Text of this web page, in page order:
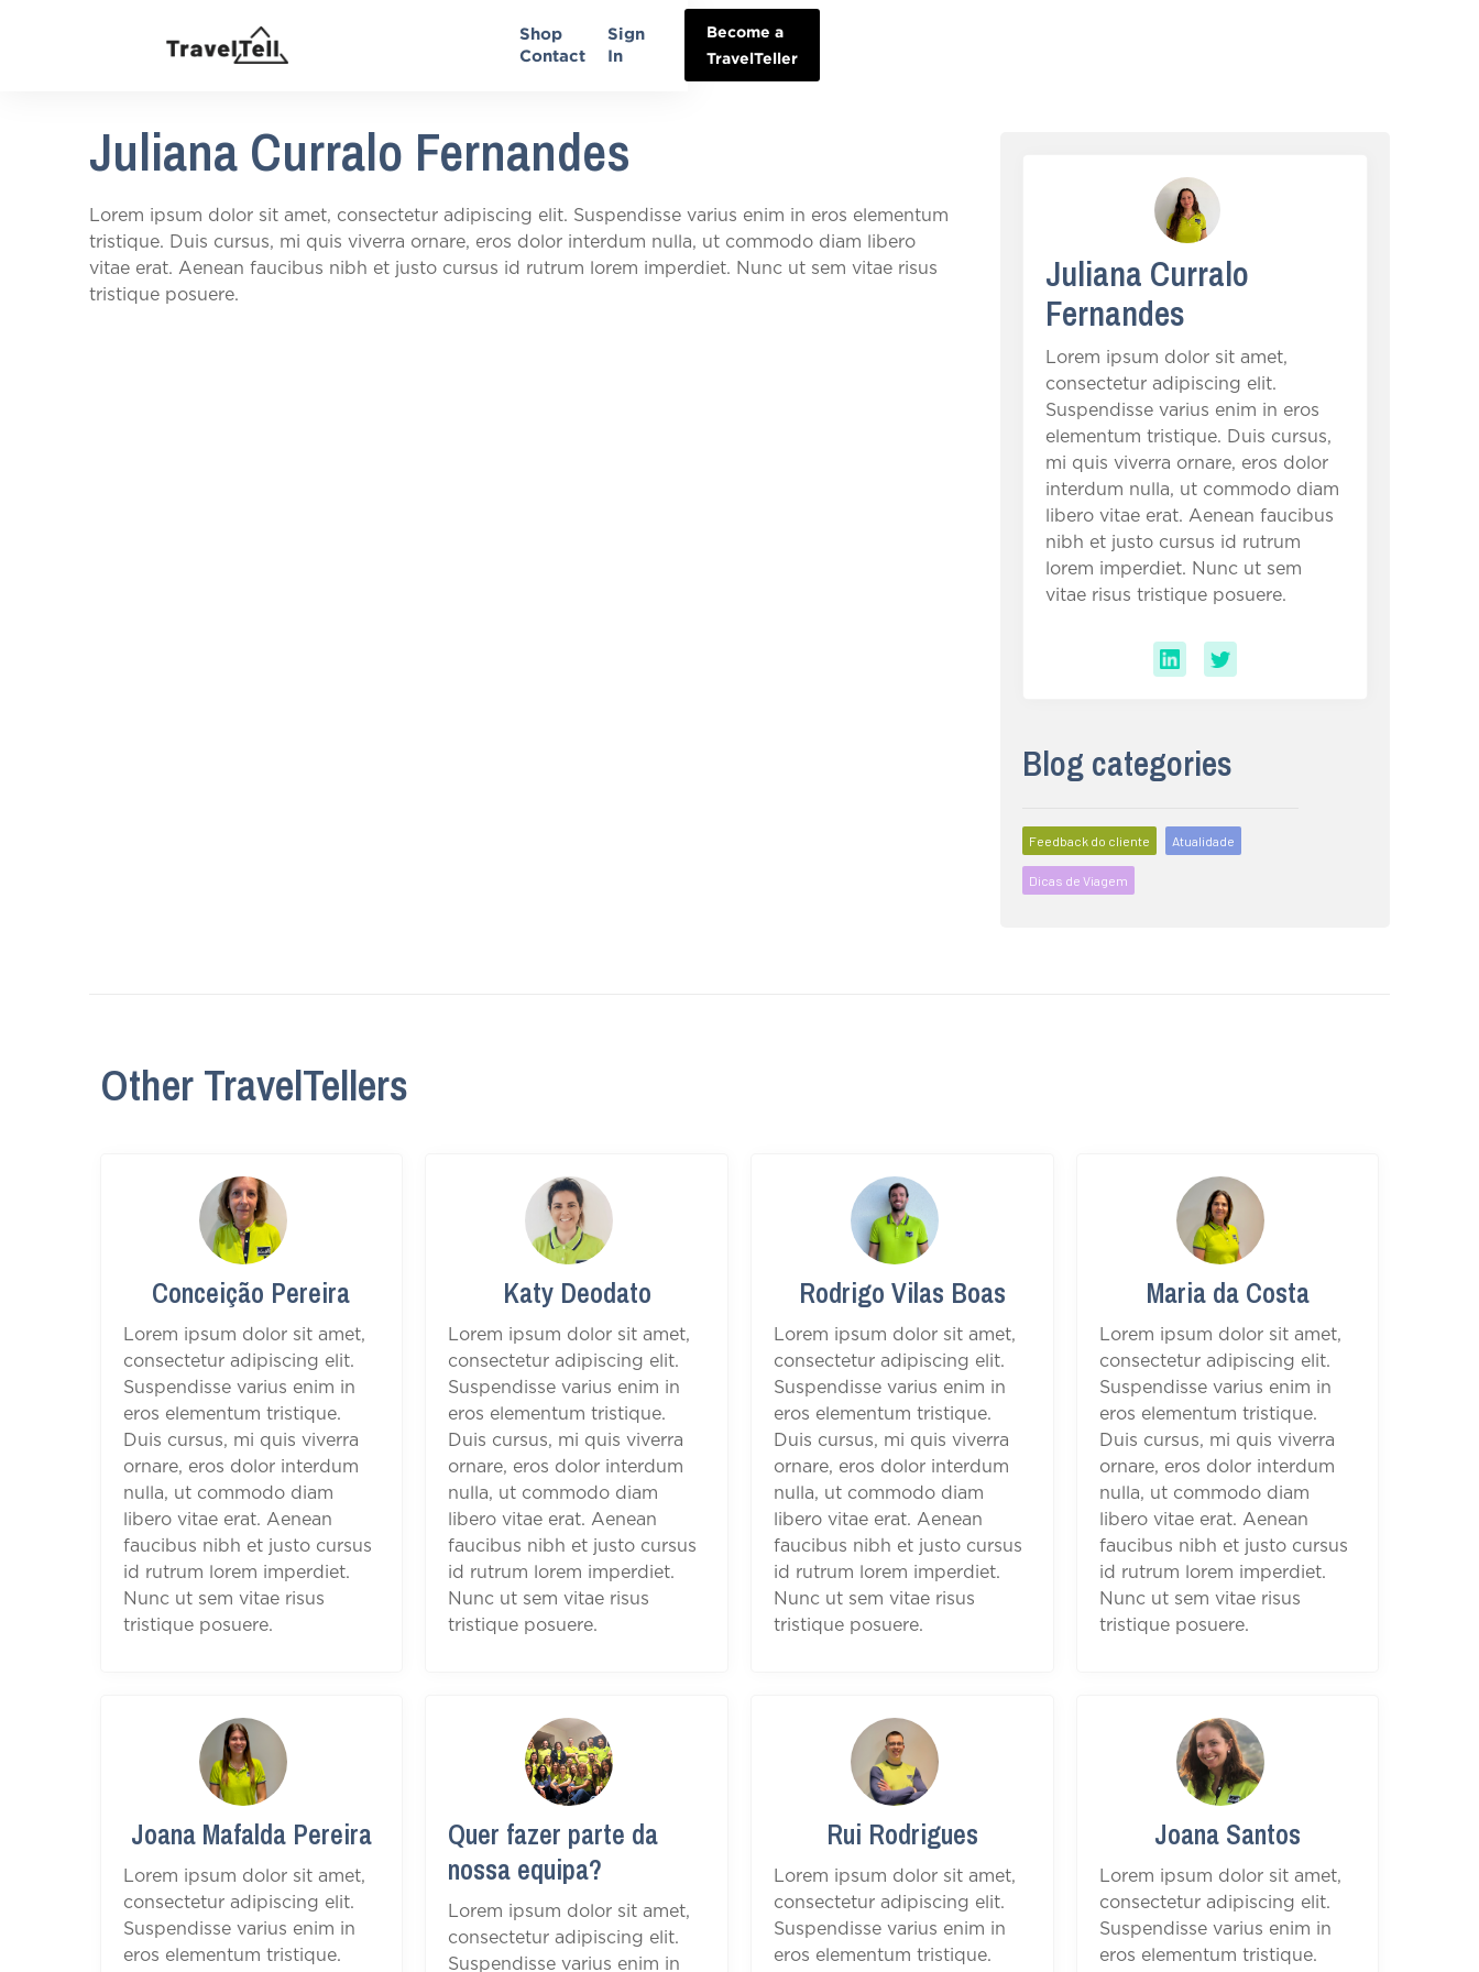
Shop
Contact
Sign
In
Become a
TravelTeller
Juliana Curralo Fernandes
Lorem ipsum dolor sit amet, consectetur adipiscing elit. Suspendisse varius enim in eros elementum
tristique. Duis cursus, mi quis viverra ornare, eros dolor interdum nulla, ut commodo diam libero
vitae erat. Aenean faucibus nibh et justo cursus id rutrum lorem imperdiet. Nunc ut sem vitae risus
tristique posuere.
Juliana Curralo
Fernandes
Lorem ipsum dolor sit amet,
consectetur adipiscing elit.
Suspendisse varius enim in eros
elementum tristique. Duis cursus,
mi quis viverra ornare, eros dolor
interdum nulla, ut commodo diam
libero vitae erat. Aenean faucibus
nibh et justo cursus id rutrum
lorem imperdiet. Nunc ut sem
vitae risus tristique posuere.
Blog categories
Feedback do cliente Atualidade
Dicas de Viagem
Other TravelTellers
Conceição Pereira
Lorem ipsum dolor sit amet,
consectetur adipiscing elit.
Suspendisse varius enim in
eros elementum tristique.
Duis cursus, mi quis viverra
ornare, eros dolor interdum
nulla, ut commodo diam
libero vitae erat. Aenean
faucibus nibh et justo cursus
id rutrum lorem imperdiet.
Nunc ut sem vitae risus
tristique posuere.
Katy Deodato
Lorem ipsum dolor sit amet,
consectetur adipiscing elit.
Suspendisse varius enim in
eros elementum tristique.
Duis cursus, mi quis viverra
ornare, eros dolor interdum
nulla, ut commodo diam
libero vitae erat. Aenean
faucibus nibh et justo cursus
id rutrum lorem imperdiet.
Nunc ut sem vitae risus
tristique posuere.
Rodrigo Vilas Boas
Lorem ipsum dolor sit amet,
consectetur adipiscing elit.
Suspendisse varius enim in
eros elementum tristique.
Duis cursus, mi quis viverra
ornare, eros dolor interdum
nulla, ut commodo diam
libero vitae erat. Aenean
faucibus nibh et justo cursus
id rutrum lorem imperdiet.
Nunc ut sem vitae risus
tristique posuere.
Maria da Costa
Lorem ipsum dolor sit amet,
consectetur adipiscing elit.
Suspendisse varius enim in
eros elementum tristique.
Duis cursus, mi quis viverra
ornare, eros dolor interdum
nulla, ut commodo diam
libero vitae erat. Aenean
faucibus nibh et justo cursus
id rutrum lorem imperdiet.
Nunc ut sem vitae risus
tristique posuere.
Joana Mafalda Pereira
Lorem ipsum dolor sit amet,
consectetur adipiscing elit.
Suspendisse varius enim in
eros elementum tristique.
Quer fazer parte da
nossa equipa?
Lorem ipsum dolor sit amet,
consectetur adipiscing elit.
Suspendisse varius enim in
Rui Rodrigues
Lorem ipsum dolor sit amet,
consectetur adipiscing elit.
Suspendisse varius enim in
eros elementum tristique.
Joana Santos
Lorem ipsum dolor sit amet,
consectetur adipiscing elit.
Suspendisse varius enim in
eros elementum tristique.